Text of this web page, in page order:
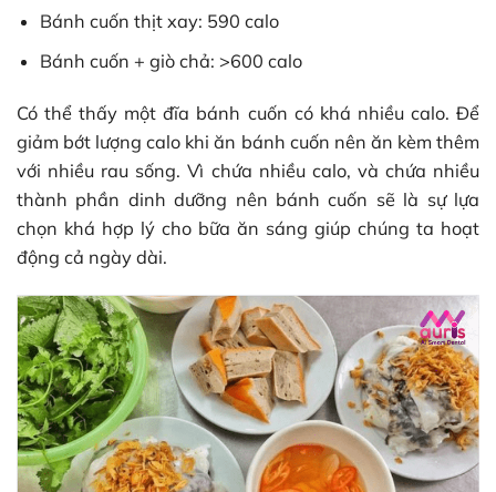
Bánh cuốn thịt xay: 590 calo
Bánh cuốn + giò chả: >600 calo
Có thể thấy một đĩa bánh cuốn có khá nhiều calo. Để
giảm bớt lượng calo khi ăn bánh cuốn nên ăn kèm thêm
với nhiều rau sống. Vì chứa nhiều calo, và chứa nhiều
thành phần dinh dưỡng nên bánh cuốn sẽ là sự lựa
chọn khá hợp lý cho bữa ăn sáng giúp chúng ta hoạt
động cả ngày dài.